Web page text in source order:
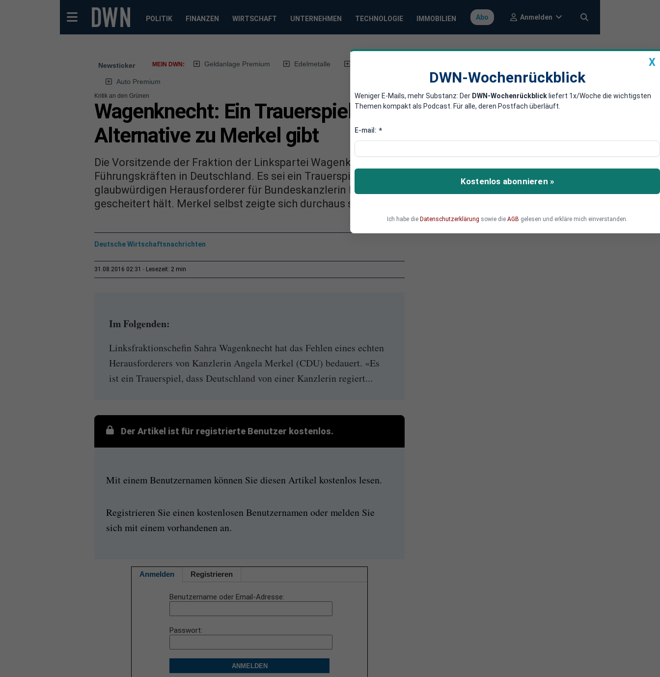
POLITIK FINANZEN WIRTSCHAFT UNTERNEHMEN TECHNOLOGIE IMMOBILIEN Abo Anmelden
Newsticker MEIN DWN: Geldanlage Premium Edelmetalle
Auto Premium
Kritik an den Grünen
Wagenknecht: Ein Trauerspiel, dass es keine
Alternative zu Merkel gibt
Die Vorsitzende der Fraktion der Linkspartei Wagenknecht kritisiert den Mangel an politischen
Führungskräften in Deutschland. Es sei ein Trauerspiel, dass es keinen ernsthaften und
glaubwürdigen Herausforderer für Bundeskanzlerin Merkel gäbe, deren Politik Wagenknecht für
gescheitert hält. Merkel selbst zeigte sich durchaus selbstkritisch.
Deutsche Wirtschaftsnachrichten
31.08.2016 02:31 Lesezeit: 2 min
Im Folgenden:
Linksfraktionschefin Sahra Wagenknecht hat das Fehlen eines echten
Herausforderers von Kanzlerin Angela Merkel (CDU) bedauert. «Es
ist ein Trauerspiel, dass Deutschland von einer Kanzlerin regiert...
Der Artikel ist für registrierte Benutzer kostenlos.
Mit einem Benutzernamen können Sie diesen Artikel kostenlos lesen.
Registrieren Sie einen kostenlosen Benutzernamen oder melden Sie
sich mit einem vorhandenen an.
Anmelden Registrieren
Benutzername oder Email-Adresse
Passwort
ANMELDEN
X
DWN-Wochenrückblick
Weniger E-Mails, mehr Substanz: Der DWN-Wochenrückblick liefert 1x/Woche die wichtigsten
Themen kompakt als Podcast. Für alle, deren Postfach überläuft.
E-mail: *
Kostenlos abonnieren »
Ich habe die Datenschutzerklärung sowie die AGB gelesen und erkläre mich einverstanden.